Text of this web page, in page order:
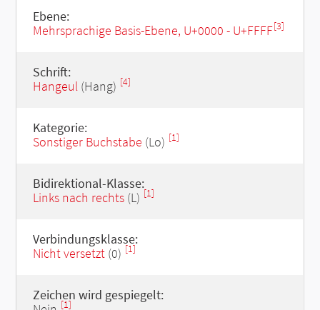
Ebene:
Mehrsprachige Basis-Ebene, U+0000 - U+FFFF[3]
Schrift:
Hangeul(Hang) [4]
Kategorie:
Sonstiger Buchstabe (Lo) [1]
Bidirektional-Klasse:
Links nach rechts(L) [1]
Verbindungsklasse:
Nicht versetzt(0) [1]
Zeichen wird gespiegelt:
[1]